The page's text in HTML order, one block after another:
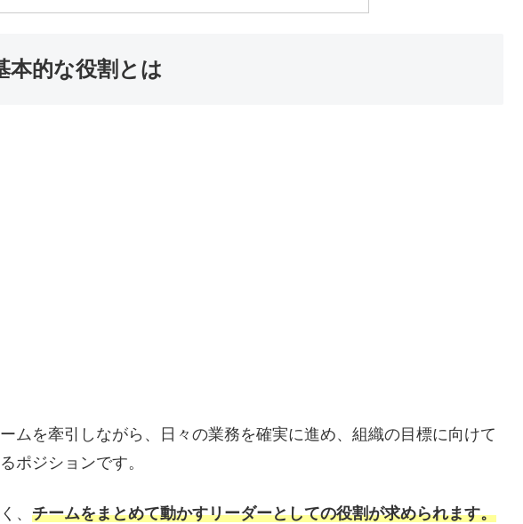
本的な役割とは
ムを牽引しながら、日々の業務を確実に進め、組織の目標に向けて
ポジションです。
、 チームをまとめて動かすリーダーとしての役割が求められます。